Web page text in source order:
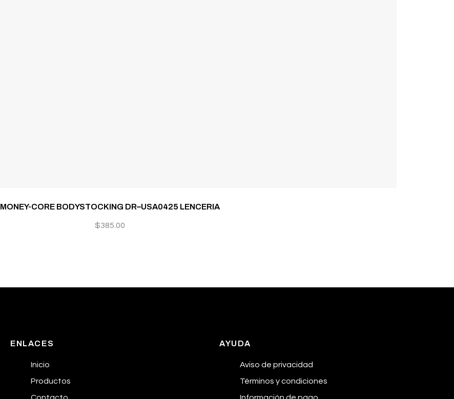
MONEY-CORE BODYSTOCKING DR–USA0425 LENCERIA
$385.00
ENLACES
Inicio
Productos
AYUDA
Aviso de privacidad
Términos y condiciones